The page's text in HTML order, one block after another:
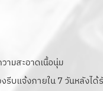
มสะอาดเนื้อนุ่ม
บแจ้งภายใน 7 วันหลังได้